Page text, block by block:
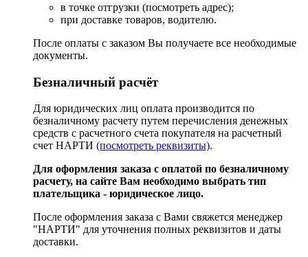
в точке отгрузки (посмотреть адрес);
при доставке товаров, водителю.
После оплаты с заказом Вы получаете все необходимые
документы.
Безналичный расчёт
Для юридических лиц оплата производится по
безналичному расчету путем перечисления денежных
средств с расчетного счета покупателя на расчетный
счет НАРТИ (посмотреть реквизиты).
Для оформления заказа с оплатой по безналичному
расчету, на сайте Вам необходимо выбрать тип
плательщика - юридическое лицо.
После оформления заказа с Вами свяжется менеджер
"НАРТИ" для уточнения полных реквизитов и даты
доставки.